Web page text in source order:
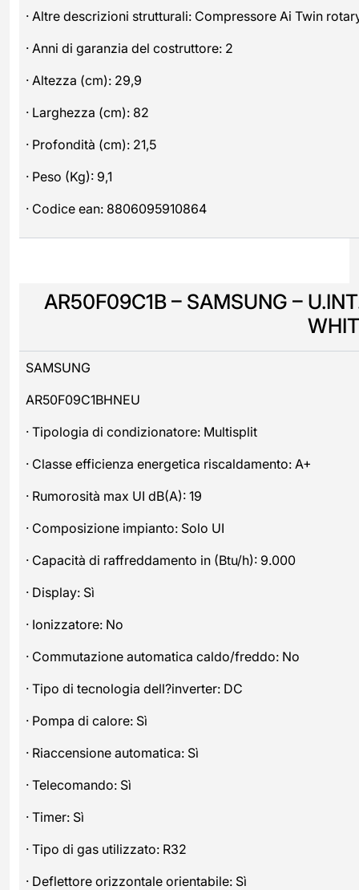
· Altre descrizioni strutturali: Compressore Ai Twin
· Anni di garanzia del costruttore: 2
· Altezza (cm): 29,9
· Larghezza (cm): 82
· Profondità (cm): 21,5
· Peso (Kg): 9,1
· Codice ean: 8806095910864
AR50F09C1B – SAMSUNG –
SAMSUNG
AR50F09C1BHNEU
· Tipologia di condizionatore: Multisplit
· Classe efficienza energetica riscaldamento: A+
· Rumorosità max UI dB(A): 19
· Composizione impianto: Solo UI
· Capacità di raffreddamento in (Btu/h): 9.000
· Display: Sì
· Ionizzatore: No
· Commutazione automatica caldo/freddo: No
· Tipo di tecnologia dell?inverter: DC
· Pompa di calore: Sì
· Riaccensione automatica: Sì
· Telecomando: Sì
· Timer: Sì
· Tipo di gas utilizzato: R32
· Deflettore orizzontale orientabile: Sì